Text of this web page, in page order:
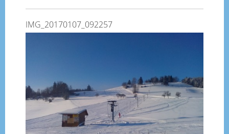
IMG_20170107_092257